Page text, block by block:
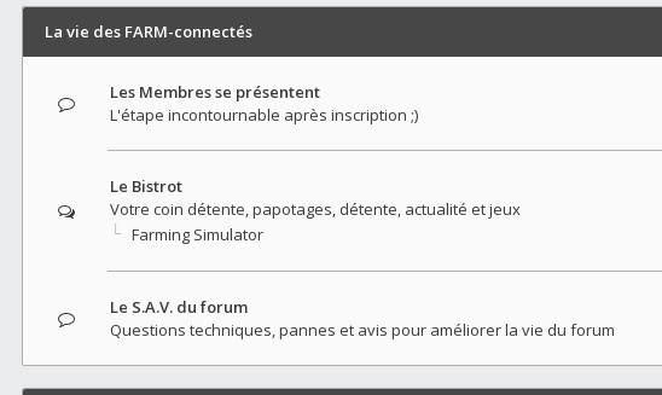
La vie des FARM-connectés
Les Membres se présentent
L'étape incontournable après inscription ;)
Le Bistrot
Votre coin détente, papotages, détente, actualité et jeux
Farming Simulator
Le S.A.V. du forum
Questions techniques, pannes et avis pour améliorer la vie du forum